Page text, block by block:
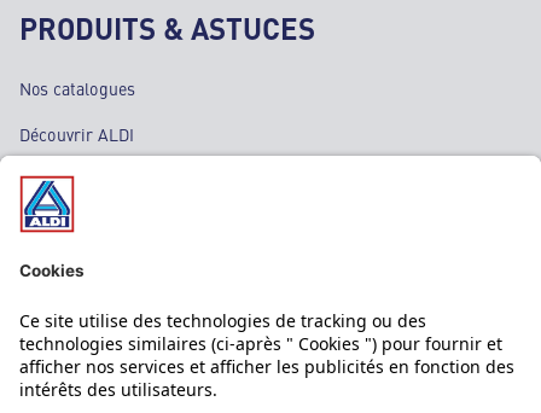
PRODUITS & ASTUCES
Nos catalogues
Découvrir ALDI
Nos bons plans
Nos rayons
Nos marques
Nos astuces
Évènements